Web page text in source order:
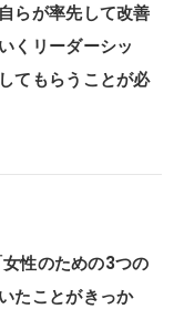
らが率先して改善
くリーダーシッ
てもらうことが必
性のための3つの
たことがきっか